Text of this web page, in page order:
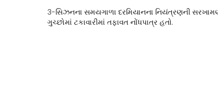
3-સિઝનના સમયગાળા દરમિયાનના નિયંત્રણની
ગુચ્છોમાં ટકાવારીમાં તફાવત નોંધપાત્ર હતો.